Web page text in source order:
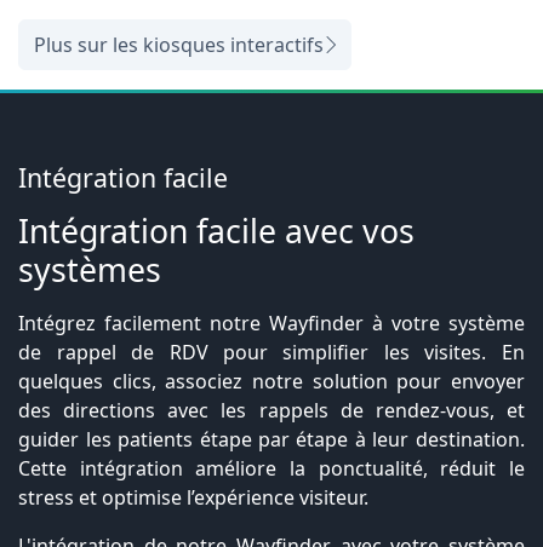
Plus sur les kiosques interactifs
Intégration facile
Intégration facile avec vos
systèmes
Intégrez facilement notre Wayfinder à votre système
de rappel de RDV pour simplifier les visites. En
quelques clics, associez notre solution pour envoyer
des directions avec les rappels de rendez-vous, et
guider les patients étape par étape à leur destination.
Cette intégration améliore la ponctualité, réduit le
stress et optimise l’expérience visiteur.